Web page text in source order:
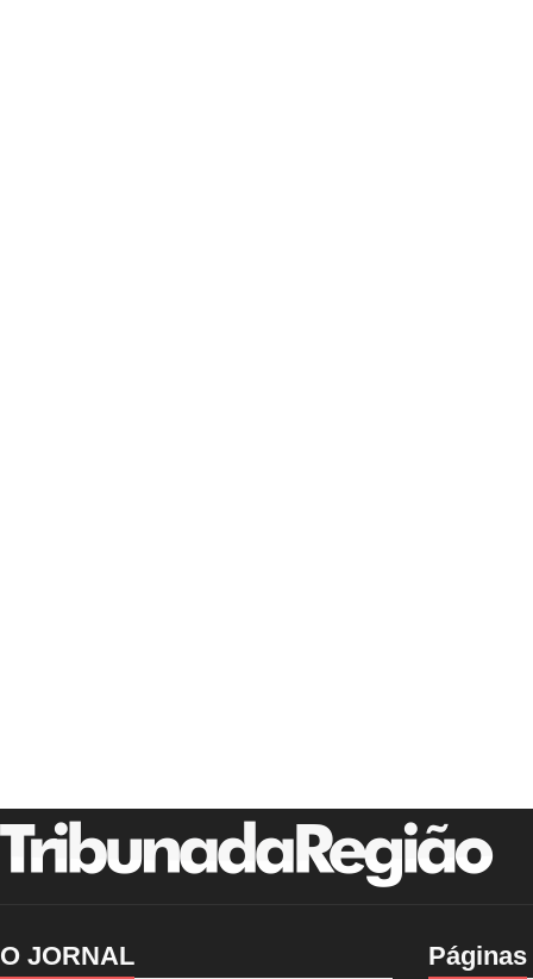
O JORNAL Páginas